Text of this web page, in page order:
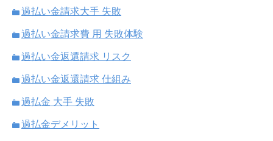
過払い金請求大手 失敗
過払い金請求費 用 失敗体験
過払い金返還請求 リスク
過払い金返還請求 仕組み
過払金 大手 失敗
過払金デメリット